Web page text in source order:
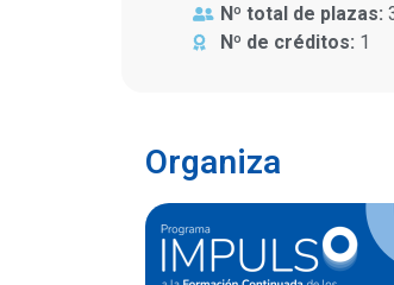
Nº total de plazas:
Nº de créditos: 1
Organiza